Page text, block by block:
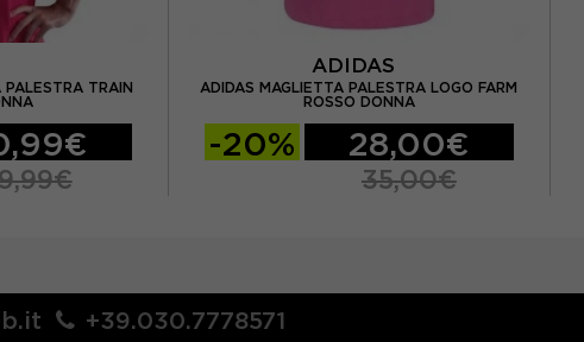
PALESTRA TRAIN
ADIDAS
ADIDAS MAGLIETTA PALESTRA LOGO FARM
ROSSO DONNA
-20% 28,00€
35,00€
+39.030.7778571